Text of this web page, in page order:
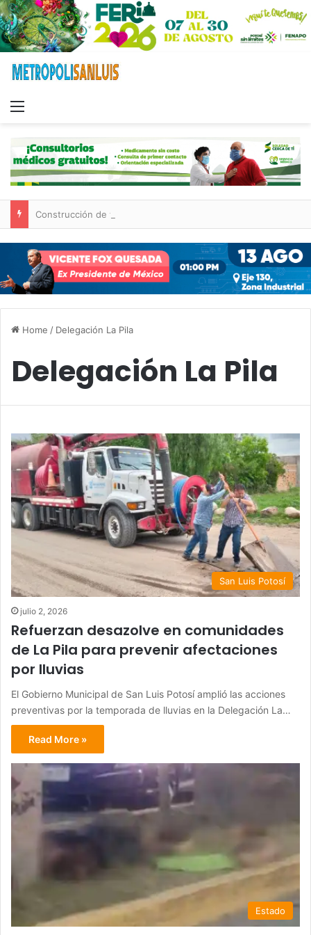
Home / Delegación La Pila
Delegación La Pila
San Luis Potosí
julio 2, 2026
Refuerzan desazolve en comunidades
de La Pila para prevenir afectaciones
por lluvias
El Gobierno Municipal de San Luis Potosí amplió las acciones
preventivas por la temporada de lluvias en la Delegación La…
Read More »
Estado